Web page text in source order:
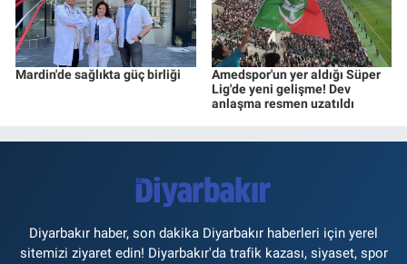
Mardin'de sağlıkta güç birliği
Amedspor'un yer aldığı Süper
Lig'de yeni gelişme! Dev
anlaşma resmen uzatıldı
Diyarbakır haber, son dakika Diyarbakır haberleri için yerel
sitemizi ziyaret edin! Diyarbakır'da trafik kazası, siyaset, spor